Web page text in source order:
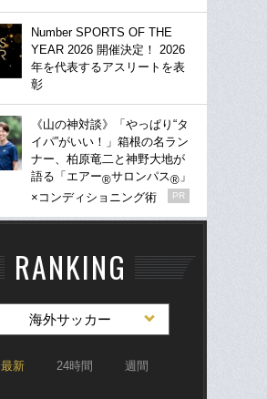
Number SPORTS OF THE
YEAR 2026 開催決定！ 2026
年を代表するアスリートを表
彰
《山の神対談》「やっぱり“タ
イパ”がいい！」箱根の名ラン
ナー、柏原竜二と神野大地が
語る「エアー®サロンパス® 」
×コンディショニング術
PR
RANKING
海外サッカー
最新 24時間 週間